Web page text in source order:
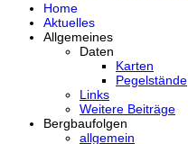
Home
Aktuelles
Allgemeines
Daten
Karten
Pegelstände
Links
Weitere Beiträge
Bergbaufolgen
allgemein